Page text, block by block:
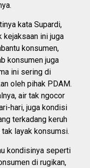
kata Supardi,
kejaksaan ini juga
konsumen,
konsumen juga
ini sering di
oleh pihak PDAM.
air tak ngocor
hari, juga kondisi
terkadang keruh
layak konsumsi.
kondisinya seperti
di rugikan,